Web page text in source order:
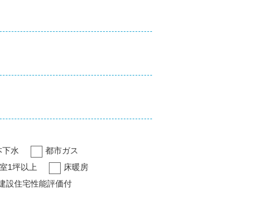
下水
都市ガス
1坪以上
床暖房
設住宅性能評価付